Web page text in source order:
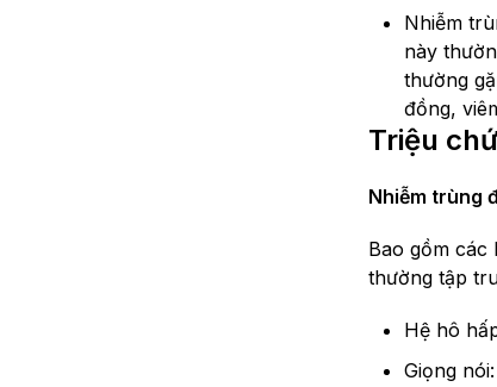
Nhiễm
này
thường
đồng,
Triệu
Nhiễm trùng
Bao gồm các
thường tập
Hệ hô
Giọng